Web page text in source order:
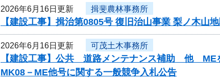
2026年6月16日更新 揖斐農林事務所
【建設工事】揖治第0805号 復旧治山事業 梨ノ木山
2026年6月16日更新 可茂土木事務所
【建設工事】公共 道路メンテナンス補助 他 ME
MK08－ME他号に関する一般競争入札公告